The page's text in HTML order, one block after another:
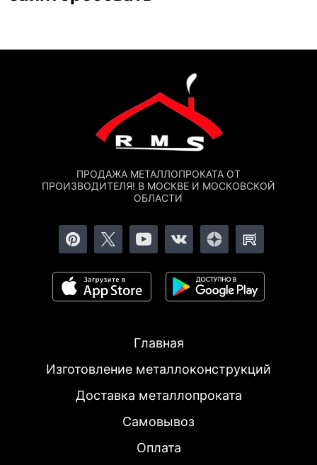
ПРОДАЖА МЕТАЛЛОПРОКАТА ОТ
ПРОИЗВОДИТЕЛЯ! В МОСКВЕ И МОСКОВСКОЙ
ОБЛАСТИ
Главная
Изготовление металлоконструкций
Доставка металлопроката
Самовывоз
Оплата